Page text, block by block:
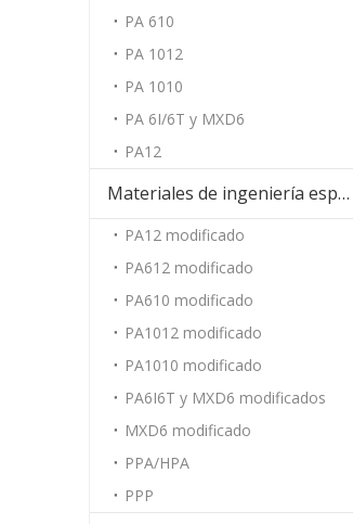
PA 610
PA 1012
PA 1010
PA 6I/6T y MXD6
PA12
Materiales de ingeniería especiales
PA12 modificado
PA612 modificado
PA610 modificado
PA1012 modificado
PA1010 modificado
PA6I6T y MXD6 modificados
MXD6 modificado
PPA/HPA
PPP